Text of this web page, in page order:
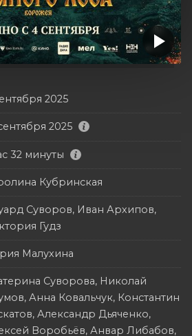
2025
2025
32 минуты
Кубринская
Суворов, Иван Архипов,
Гудз
Малухина
Суворова, Николай
Анна Ковальчук, Константин
Александр Дьяченко,
Воробьёв, Анвар Либабов,